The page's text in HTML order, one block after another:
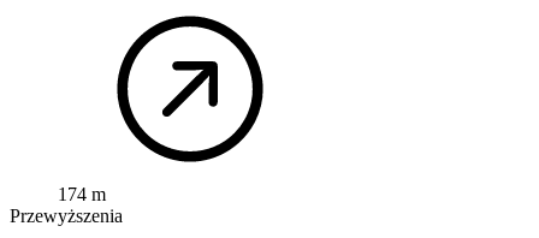
174 m
Przewyższenia